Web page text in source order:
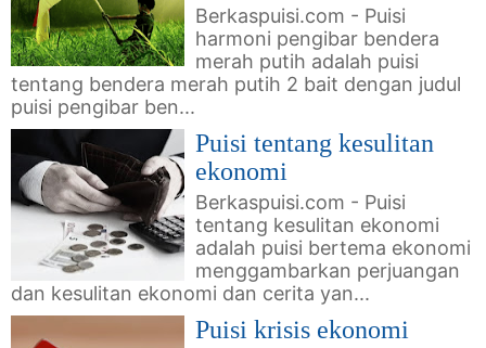
Berkaspuisi.com - Puisi
harmoni pengibar bendera
merah putih adalah puisi
tentang bendera merah putih 2 bait dengan judul
puisi pengibar ben...
Puisi tentang kesulitan
ekonomi
Berkaspuisi.com - Puisi
tentang kesulitan ekonomi
adalah puisi bertema ekonomi
menggambarkan perjuangan
dan kesulitan ekonomi dan cerita yan...
Puisi krisis ekonomi